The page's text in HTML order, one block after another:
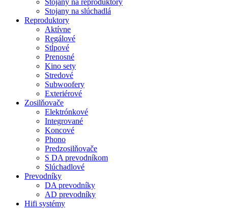
Stojany na reproduktory
Stojany na slúchadlá
Reproduktory
Aktívne
Regálové
Stĺpové
Prenosné
Kino sety
Stredové
Subwoofery
Exteriérové
Zosilňovače
Elektrónkové
Integrované
Koncové
Phono
Predzosilňovače
S DA prevodníkom
Slúchadlové
Prevodníky
DA prevodníky
AD prevodníky
Hifi systémy